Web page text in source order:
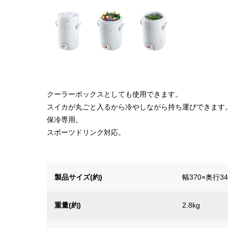
クーラーボックスとしても使用できます。
スイカが丸ごと入るから冷やしながら持ち運びできます。
保冷専用。
スポーツドリンク対応。
製品サイズ(約) 幅370×奥行
重量(約) 2.8kg